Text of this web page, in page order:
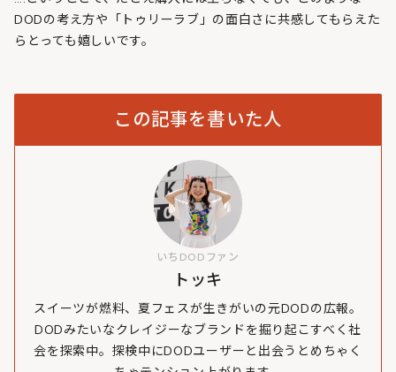
DODの考え方や「トゥリーラブ」の面白さに共感してもらえた
らとっても嬉しいです。
この記事を書いた人
いちDODファン
トッキ
スイーツが燃料、夏フェスが生きがいの元DODの広報。
DODみたいなクレイジーなブランドを掘り起こすべく社
会を探索中。探検中にDODユーザーと出会うとめちゃく